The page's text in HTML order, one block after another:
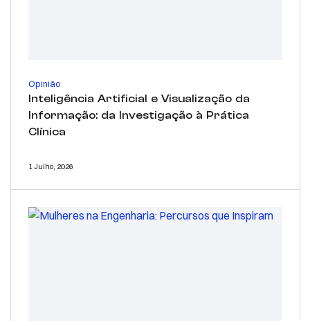
Opinião
Inteligência Artificial e Visualização da
Informação: da Investigação à Prática
Clínica
1 Julho, 2026